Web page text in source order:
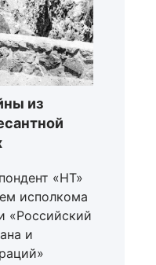
из
«НТ»
исполкома
«Российский
и